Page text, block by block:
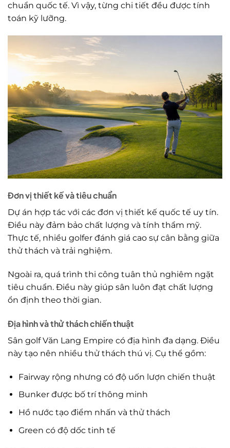
chuẩn quốc tế. Vì vậy, từng chi tiết đều được tính
toán kỹ lưỡng.
Đơn vị thiết kế và tiêu chuẩn
Dự án hợp tác với các đơn vị thiết kế quốc tế uy tín.
Điều này đảm bảo chất lượng và tính thẩm mỹ.
Thực tế, nhiều golfer đánh giá cao sự cân bằng giữa
thử thách và trải nghiệm.
Ngoài ra, quá trình thi công tuân thủ nghiêm ngặt
tiêu chuẩn. Điều này giúp sân luôn đạt chất lượng
ổn định theo thời gian.
Địa hình và thử thách chiến thuật
Sân golf Văn Lang Empire có địa hình đa dạng. Điều
này tạo nên nhiều thử thách thú vị. Cụ thể gồm:
Fairway rộng nhưng có độ uốn lượn chiến thuật
Bunker được bố trí thông minh
Hồ nước tạo điểm nhấn và thử thách
Green có độ dốc tinh tế